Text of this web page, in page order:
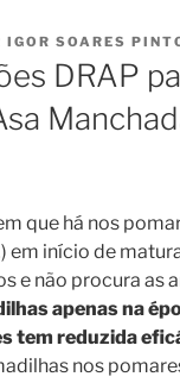
IGOR SOARES
DRAP
que há nos
início de
e não procura as
apenas na
tem reduzida
nos